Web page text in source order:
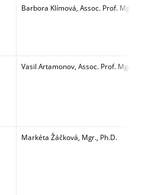
Barbora Klímová, Assoc. Prof. MgA.,
Vasil Artamonov, Assoc. Prof. MgA.
Markéta Žáčková, Mgr., Ph.D.